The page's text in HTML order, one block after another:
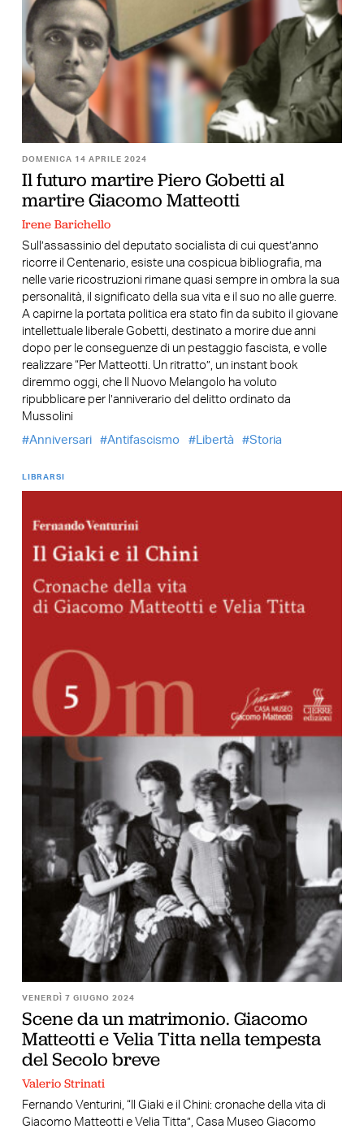
DOMENICA 14 APRILE 2024
Il futuro martire Piero Gobetti al
martire Giacomo Matteotti
Irene Barichello
Sull’assassinio del deputato socialista di cui quest’anno
ricorre il Centenario, esiste una cospicua bibliografia, ma
nelle varie ricostruzioni rimane quasi sempre in ombra la sua
personalità, il significato della sua vita e il suo no alle guerre.
A capirne la portata politica era stato fin da subito il giovane
intellettuale liberale Gobetti, destinato a morire due anni
dopo per le conseguenze di un pestaggio fascista, e volle
realizzare “Per Matteotti. Un ritratto”, un instant book
diremmo oggi, che Il Nuovo Melangolo ha voluto
ripubblicare per l’anniverario del delitto ordinato da
Mussolini
Anniversari
Antifascismo Libertà Storia
LIBRARSI
VENERDÌ 7 GIUGNO 2024
Scene da un matrimonio. Giacomo
Matteotti e Velia Titta nella tempesta
del Secolo breve
Valerio Strinati
Fernando Venturini, “Il Giaki e il Chini: cronache della vita di
Giacomo Matteotti e Velia Titta”, Casa Museo Giacomo